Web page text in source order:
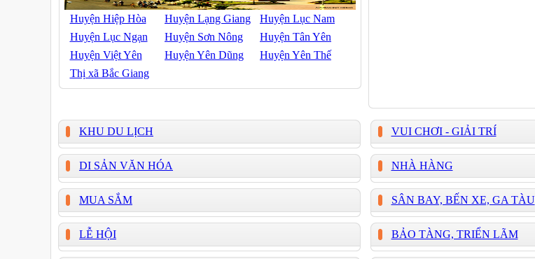
Huyện Hiệp Hòa Huyện Lạng Giang
Huyện Lục Nam
Huyện Lục Ngạn
Huyện Sơn Nông
Huyện Tân Yên
Huyện Việt Yên
Huyện Yên Dũng
Huyện Yên Thế
Thị xã Bắc Giang
KHU DU LỊCH VUI CHƠI - GIẢI TRÍ
DI SẢN VĂN HÓA NHÀ HÀNG
MUA SẮM SÂN BAY, BẾN XE, GA TÀU
LỄ HỘI BẢO TÀNG, TRIỂN LÃM